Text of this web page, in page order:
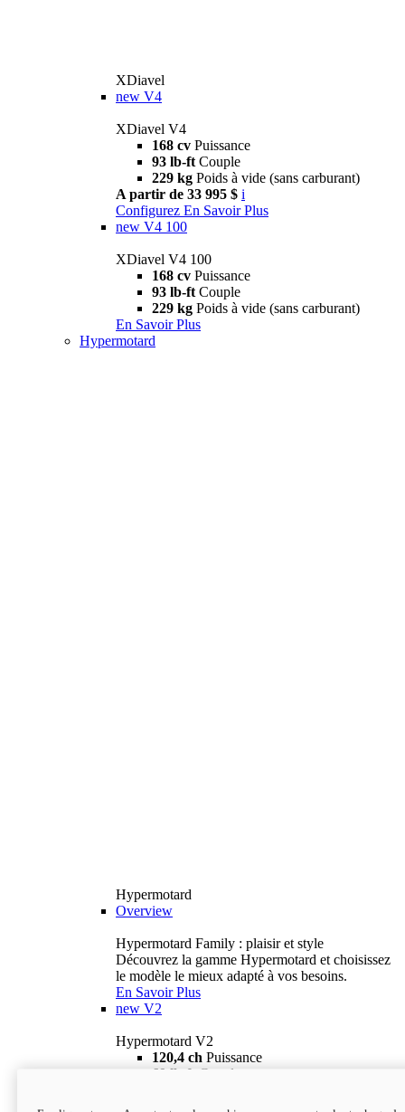
XDiavel
new V4
XDiavel V4
168 cv Puissance
93 lb-ft Couple
229 kg Poids à vide (sans carburant)
A partir de 33 995 $ i
Configurez En Savoir Plus
new V4 100
XDiavel V4 100
168 cv Puissance
93 lb-ft Couple
229 kg Poids à vide (sans carburant)
En Savoir Plus
Hypermotard
Hypermotard
Overview
Hypermotard Family : plaisir et style
Découvrez la gamme Hypermotard et choisissez
le modèle le mieux adapté à vos besoins.
En Savoir Plus
new V2
Hypermotard V2
120,4 ch Puissance
69 lb-ft
Couple
18 895 $